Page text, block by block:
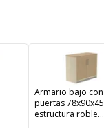
Armario bajo con
puertas 78x90x45
estructura roble